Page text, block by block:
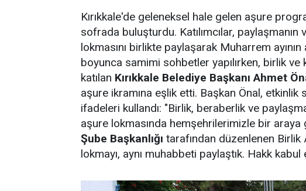
Kırıkkale'de geleneksel hale gelen aşure
sofrada buluşturdu. Katılımcılar,
lokmasını birlikte paylaşarak Muharrem
boyunca samimi sohbetler yapılırken, birlik
katılan Kırıkkale Belediye Başkanı Ahmet
aşure ikramına eşlik etti. Başkan Önal, etkinlik
ifadeleri kullandı: "Birlik, beraberlik ve
aşure lokmasında hemşehrilerimizle bir araya
Şube Başkanlığı tarafından düzenlenen Birlik
lokmayı, aynı muhabbeti paylaştık. Hakk kabul